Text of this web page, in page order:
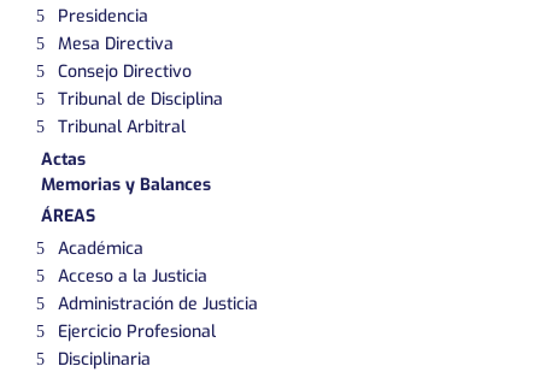
Presidencia
Mesa Directiva
Consejo Directivo
Tribunal de Disciplina
Tribunal Arbitral
Actas
Memorias y Balances
ÁREAS
Académica
Acceso a la Justicia
Administración de Justicia
Ejercicio Profesional
Disciplinaria